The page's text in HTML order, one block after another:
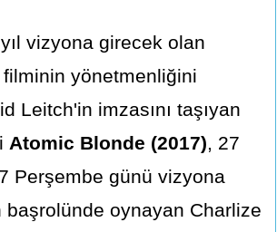
vizyona girecek olan
yönetmenliğini
Leitch'in imzasını taşıyan
Atomic Blonde (2017), 27
Perşembe günü vizyona
başrolünde oynayan Charlize